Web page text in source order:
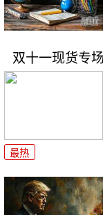
双十一现货专
最热